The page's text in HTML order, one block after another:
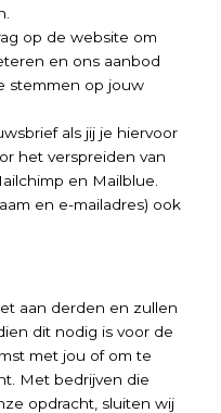
op de website om
en ons aanbod
stemmen op jouw
als jij je hiervoor
het verspreiden van
en Mailblue.
en e-mailadres) ook
aan derden en zullen
dit nodig is voor de
met jou of om te
Met bedrijven die
opdracht, sluiten wij